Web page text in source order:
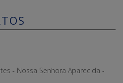
- Nossa Senhora Aparecida -